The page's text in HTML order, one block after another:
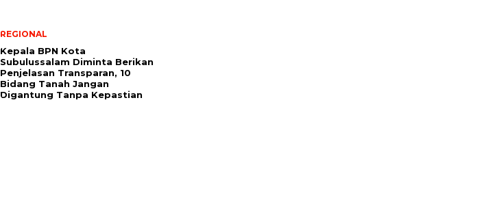
REGIONAL
Kepala BPN Kota
Subulussalam Diminta Berikan
Penjelasan Transparan, 10
Bidang Tanah Jangan
Digantung Tanpa Kepastian